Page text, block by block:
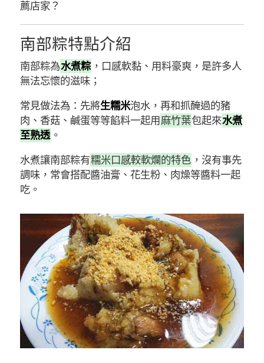
薦店家？
南部粽特點介紹
南部粽為水煮粽 ，口感軟黏、用料豪爽，是許多人
無法忘懷的滋味；
常見做法為：先將生糯米泡水，再和抓醃過的豬
肉、香菇、鹹蛋等等餡料一起用 麻竹葉包起來水煮
至熟透。
水煮讓南部粽有糯米口感較軟爛的特色 ，沒有事先
調味，常會搭配醬油膏、花生粉、肉燥等醬料一起
吃。